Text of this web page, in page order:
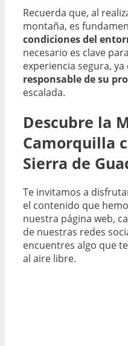
Recuerda que, al
montaña, es
condiciones del
necesario es clave
experiencia segura,
responsable de su
escalada.
Descubre la
Camorquilla
Sierra de
Te invitamos a
el contenido que
nuestra página web,
de nuestras redes
encuentres algo que
al aire libre.